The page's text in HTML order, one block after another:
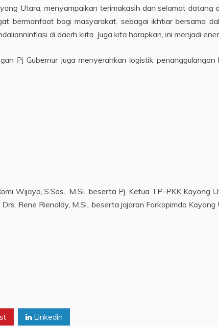
Utara, menyampaikan terimakasih dan selamat datang
bermanfaat bagi masyarakat, sebagai ikhtiar bersama
di daerh kiita. Juga kita harapkan, ini menjadi
Pj Gubernur juga menyerahkan logistik
Wijaya, S.Sos., M.Si., beserta Pj. Ketua TP-PKK Kayong
Rene Rienaldy, M.Si., beserta jajaran Forkopimda
Linkedin